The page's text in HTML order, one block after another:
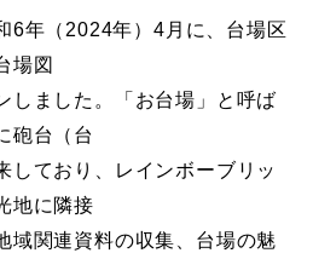
6年（2024年）4月に、台場区
場図
しました。「お台場」と呼ば
砲台（台
しており、レインボーブリッ
地に隣接
域関連資料の収集、台場の魅